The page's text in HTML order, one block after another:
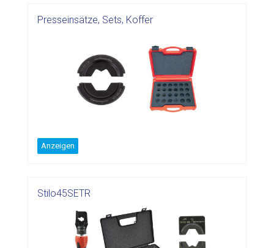
Presseinsätze, Sets, Koffer
Anzeigen
Stilo45SETR